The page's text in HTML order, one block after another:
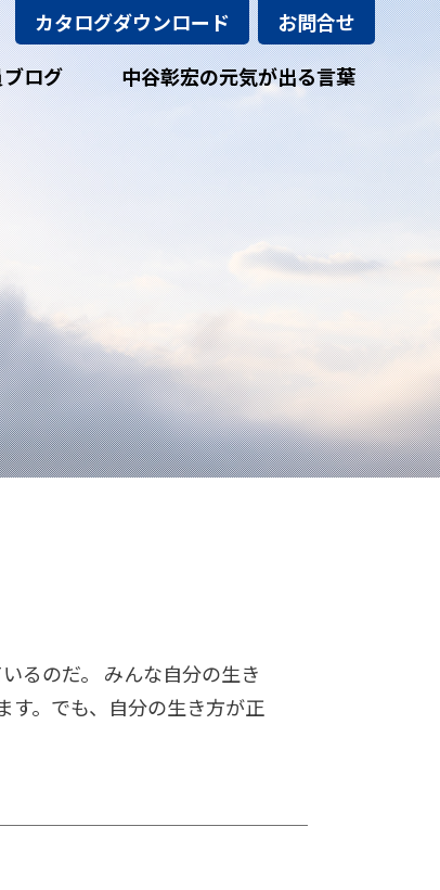
ログ 中谷彰宏の元気が出る言葉
カタログダウンロード お問合せ
るのだ。 みんな自分の生き
す。でも、自分の生き方が正